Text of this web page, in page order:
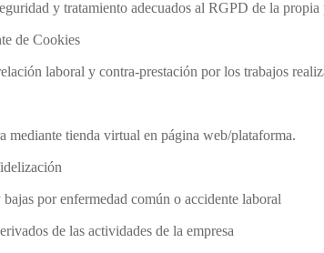
y tratamiento adecuados al RGPD de la propia
de Cookies
laboral y contra-prestación por los trabajos
mediante tienda virtual en página web/plataforma.
por enfermedad común o accidente laboral
de las actividades de la empresa